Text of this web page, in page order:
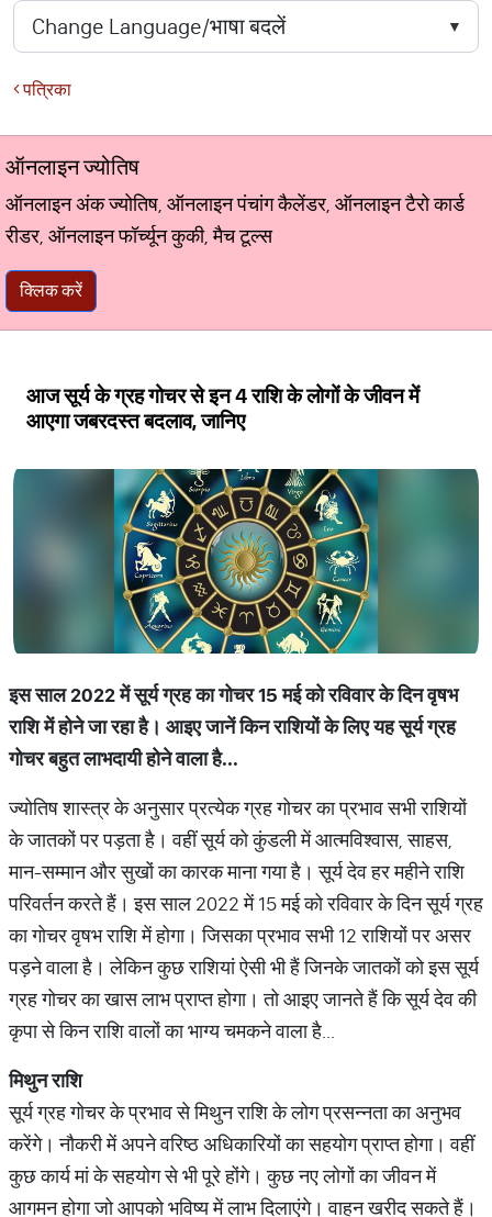
पत्रिका
ऑनलाइन ज्योतिष
ऑनलाइन अंक ज्योतिष, ऑनलाइन पंचांग कैलेंडर, ऑनलाइन टैरो कार्ड
रीडर, ऑनलाइन फॉर्च्यून कुकी, मैच टूल्स
क्लिक करें
आज सूर्य के ग्रह गोचर से इन 4 राशि के लोगों के जीवन में
आएगा जबरदस्त बदलाव, जानिए
इससाल2022मेंसूर्यग्रहकागोचर15मईकोरविवारकेदिनवृषभ
राशिमेंहोनेजारहाहै। आइएजानेंकिनराशियोंकेलिएयहसूर्यग्रह
गोचरबहुतलाभदायीहोनेवालाहै...
ज्योतिष शास्त्र के अनुसार प्रत्येक ग्रह गोचर का प्रभाव सभी राशियों
के जातकों पर पड़ता है। वहीं सूर्य को कुंडली में आत्मविश्वास, साहस,
मान-सम्मान और सुखों का कारक माना गया है। सूर्य देव हर महीने राशि
परिवर्तन करते हैं। इस साल 2022 में 15 मई को रविवार के दिन सूर्य ग्रह
का गोचर वृषभ राशि में होगा। जिसका प्रभाव सभी 12 राशियों पर असर
पड़ने वाला है। लेकिन कुछ राशियां ऐसी भी हैं जिनके जातकों को इस सूर्य
ग्रह गोचर का खास लाभ प्राप्त होगा। तो आइए जानते हैं कि सूर्य देव की
कृपा से किन राशि वालों का भाग्य चमकने वाला है...
मिथुनराशि
सूर्य ग्रह गोचर के प्रभाव से मिथुन राशि के लोग प्रसन्नता का अनुभव
करेंगे। नौकरी में अपने वरिष्ठ अधिकारियों का सहयोग प्राप्त होगा। वहीं
कुछ कार्य मां के सहयोग से भी पूरे होंगे। कुछ नए लोगों का जीवन में
आगमन होगा जो आपको भविष्य में लाभ दिलाएंगे। वाहन खरीद सकते हैं।